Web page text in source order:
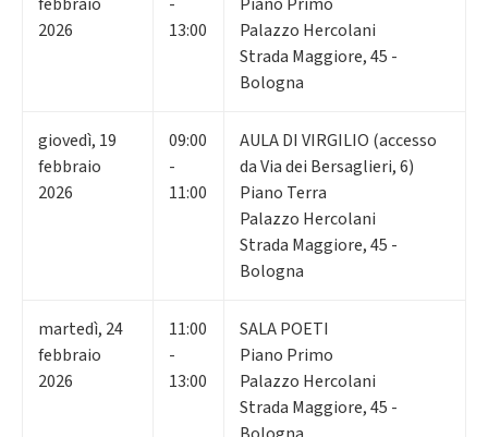
2026
13:00
Palazzo Hercolani
Strada Maggiore, 45 -
Bologna
giovedì, 19
febbraio
2026
09:00
-
11:00
AULA DI VIRGILIO (accesso
da Via dei Bersaglieri, 6)
Piano Terra
Palazzo Hercolani
Strada Maggiore, 45 -
Bologna
martedì, 24
febbraio
2026
11:00
-
13:00
SALA POETI
Piano Primo
Palazzo Hercolani
Strada Maggiore, 45 -